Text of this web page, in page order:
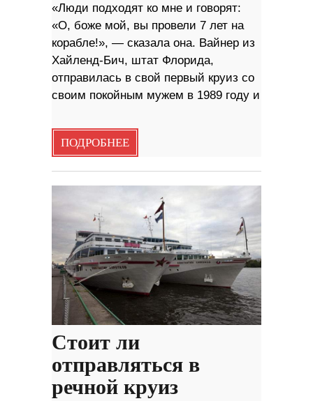
«Люди подходят ко мне и говорят:
«О, боже мой, вы провели 7 лет на
корабле!», — сказала она. Вайнер из
Хайленд-Бич, штат Флорида,
отправилась в свой первый круиз со
своим покойным мужем в 1989 году и
ПОДРОБНЕЕ
Стоит ли
отправляться в
речной круиз